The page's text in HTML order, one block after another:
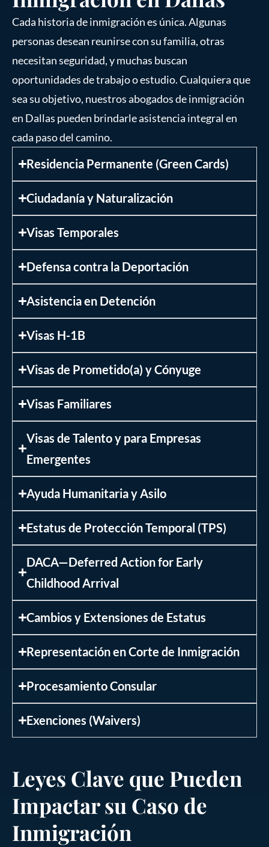
Cada historia de inmigración es única. Algunas
personas desean reunirse con su familia, otras
necesitan seguridad, y muchas buscan
oportunidades de trabajo o estudio. Cualquiera que
sea su objetivo, nuestros abogados de inmigración
en Dallas pueden brindarle asistencia integral en
cada paso del camino.
Residencia Permanente (Green Cards)
Ciudadanía y Naturalización
Visas Temporales
Defensa contra la Deportación
Asistencia en Detención
Visas H-1B
Visas de Prometido(a) y Cónyuge
Visas Familiares
Visas de Talento y para Empresas
Emergentes
Ayuda Humanitaria y Asilo
Estatus de Protección Temporal (TPS)
DACA—Deferred Action for Early
Childhood Arrival
Cambios y Extensiones de Estatus
Representación en Corte de Inmigración
Procesamiento Consular
Exenciones (Waivers)
Leyes Clave que Pueden
Impactar su Caso de
Inmigración